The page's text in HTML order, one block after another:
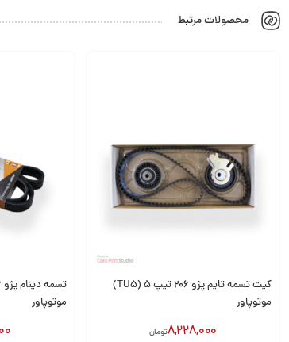
محصولات مرتبط
کیت تسمه تایم پژو 206 تیپ 5 (TU5)
موتوپاور
8,228,000تومان
موتوپاور